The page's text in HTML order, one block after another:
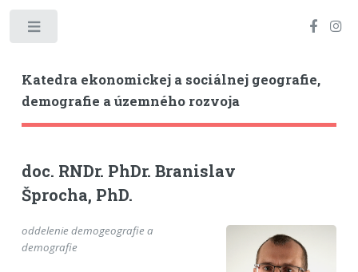
Katedra ekonomickej a sociálnej geografie,
demografie a územného rozvoja
doc. RNDr. PhDr. Branislav
Šprocha, PhD.
oddelenie demogeografie a
demografie